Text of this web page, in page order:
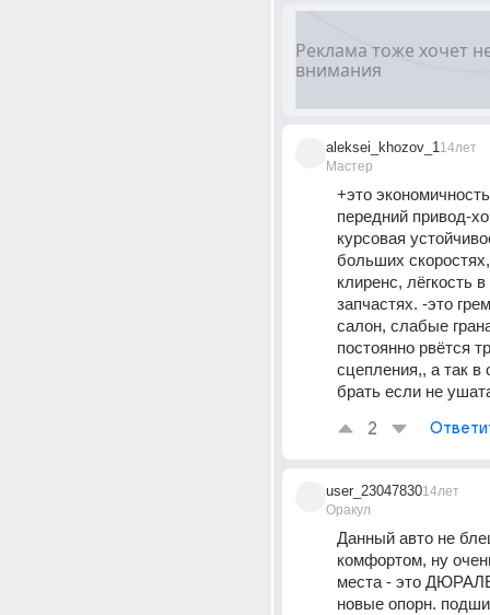
aleksei_khozov_1
Мастер
14лет
+это
передний привод-
курсовая
больших
клиренс, лёгкость
запчастях. -это
салон, слабые
постоянно рвётся
сцепления,, а так
брать если не
2
user_23047830
Оракул
14лет
Данный авто не
комфортом, ну
места - это
новые опорн.